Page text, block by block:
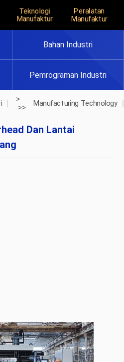
Teknologi
Manufaktur
Peralatan
Manufaktur
Bahan Industri
Pemrograman Industri
>
>>
Manufacturing Technology
Dan Lantai